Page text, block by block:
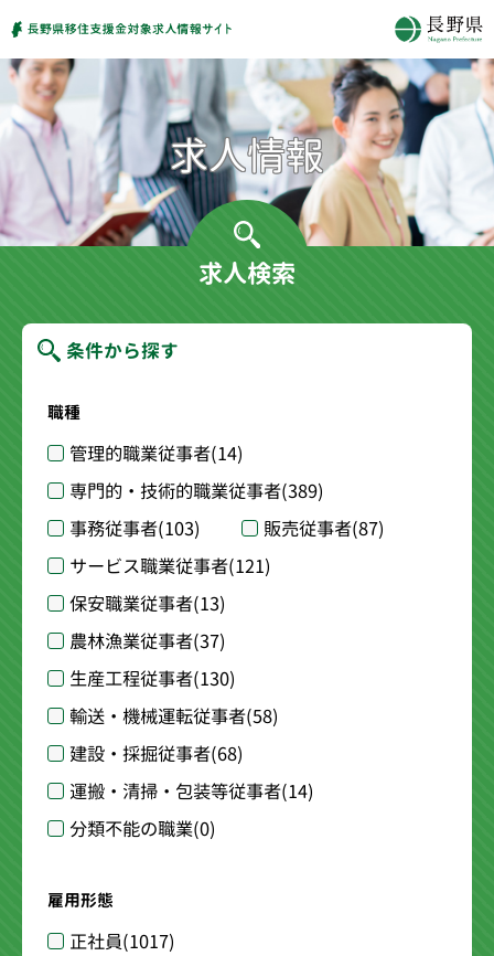
求人検索
条件から探す
職種
管理的職業従事者(14)
専門的・技術的職業従事者(389)
事務従事者(103) 販売従事者(87)
サービス職業従事者(121)
保安職業従事者(13)
農林漁業従事者(37)
生産工程従事者(130)
輸送・機械運転従事者(58)
建設・採掘従事者(68)
運搬・清掃・包装等従事者(14)
分類不能の職業(0)
雇用形態
正社員(1017)